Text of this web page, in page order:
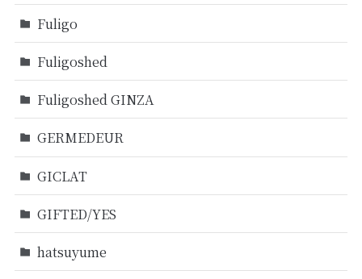
Fuligo
Fuligoshed
Fuligoshed GINZA
GERMEDEUR
GICLAT
GIFTED/YES
hatsuyume